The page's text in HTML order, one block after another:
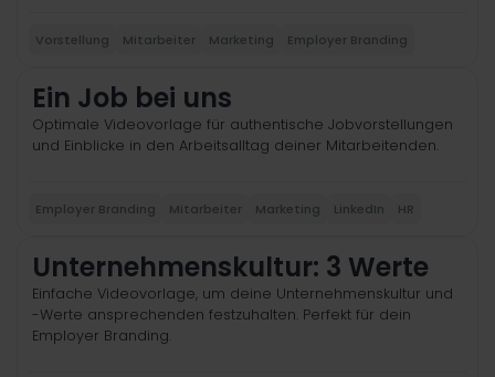
Vorstellung Mitarbeiter Marketing Employer Branding
Ein Job bei uns
Optimale Videovorlage für authentische Jobvorstellungen
und Einblicke in den Arbeitsalltag deiner Mitarbeitenden.
Employer Branding Mitarbeiter Marketing LinkedIn HR
Unternehmenskultur: 3 Werte
Einfache Videovorlage, um deine Unternehmenskultur und
-Werte ansprechenden festzuhalten. Perfekt für dein
Employer Branding.